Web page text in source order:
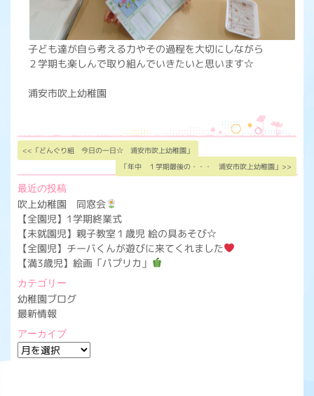
子ども達が自ら考える力やその過程を大切にしながら
２学期も楽しんで取り組んでいきたいと思います☆
浦安市吹上幼稚園
<<「どんぐり組 今日の一日☆ 浦安市吹上幼稚園」
「年中 １学期最後の・・・ 浦安市吹上幼稚園」>>
最近の投稿
吹上幼稚園 同窓会
【全園児】1学期終業式
【未就園児】親子教室１歳児 絵の具あそび☆
【全園児】チーバくんが遊びに来てくれました
【満3歳児】絵画「パプリカ」
カテゴリー
幼稚園ブログ
最新情報
アーカイブ
ア